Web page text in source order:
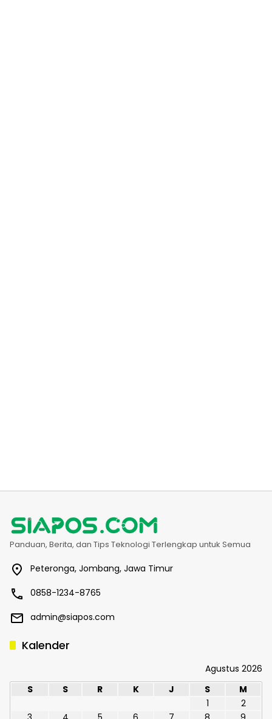
Panduan, Berita, dan Tips Teknologi Terlengkap untuk Semua
Peteronga, Jombang, Jawa Timur
0858-1234-8765
admin@siapos.com
Kalender
Agustus 2026
S
S R K J S
M
1
2